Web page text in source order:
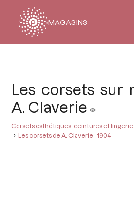
MAGASINS
Les corsets sur
A. Claverie
Corsets esthétiques, ceintures et lingerie
Les corsets de A. Claverie - 1904